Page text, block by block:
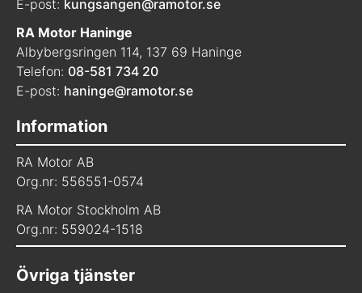
E-post: kungsangen@ramotor.se
RA Motor Haninge
Albybergsringen 114, 137 69 Haninge
Telefon: 08-581 734 20
E-post: haninge@ramotor.se
Information
RA Motor AB
Org.nr: 556551-0574
RA Motor Stockholm AB
Org.nr: 559024-1518
Övriga tjänster